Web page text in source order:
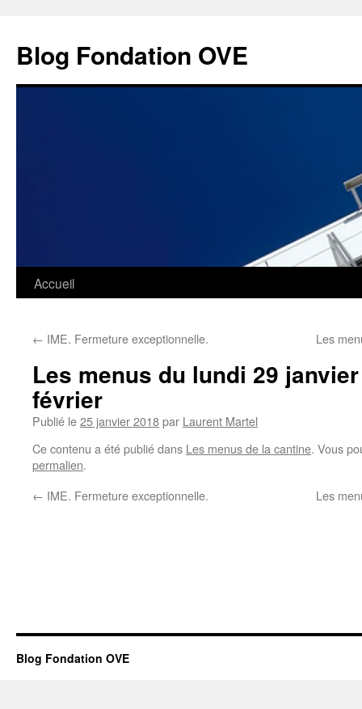
contenu
Blog Fondation OVE
Accueil
← IME. Fermeture exceptionnelle. Les
Les menus du lundi 29
février
Publié le25 janvier 2018par Laurent Martel
Ce contenu a été publié dans Les menus de la cantine. Vous
permalien.
← IME. Fermeture exceptionnelle. Les
Blog Fondation OVE